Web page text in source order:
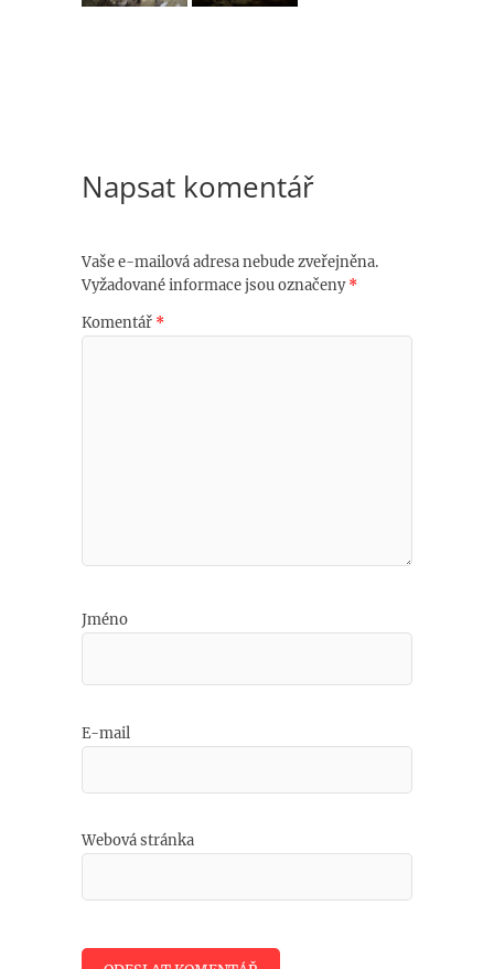
Napsat komentář
Vaše e-mailová adresa nebude zveřejněna.
Vyžadované informace jsou označeny*
Komentář *
Jméno
E-mail
Webová stránka